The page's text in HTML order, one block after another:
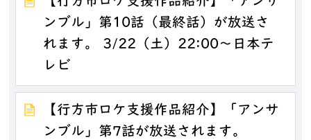
ンブル」第10話（最終話）が放送さ
れます。 3/22（土）22:00～日本テ
レビ
【行方市ロケ支援作品紹介】「アンサ
ンブル」第7話が放送されます。